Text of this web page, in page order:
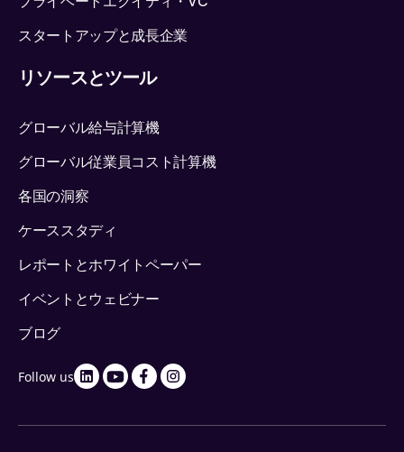
スタートアップと成長企業
リソースとツール
グローバル給与計算機
グローバル従業員コスト計算機
各国の洞察
ケーススタディ
レポートとホワイトペーパー
イベントとウェビナー
ブログ
Follow us